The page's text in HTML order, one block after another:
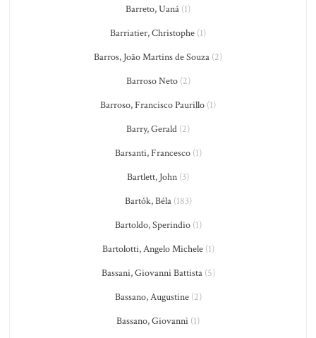
Barreto, Uaná (1)
Barriatier, Christophe (1)
Barros, João Martins de Souza (2)
Barroso Neto(2)
Barroso, Francisco Paurillo (1)
Barry, Gerald (2)
Barsanti, Francesco(1)
Bartlett, John (3)
Bartók, Béla(183)
Bartoldo, Sperindio(1)
Bartolotti, Angelo Michele(1)
Bassani, Giovanni Battista(5)
Bassano, Augustine(2)
Bassano, Giovanni (1)